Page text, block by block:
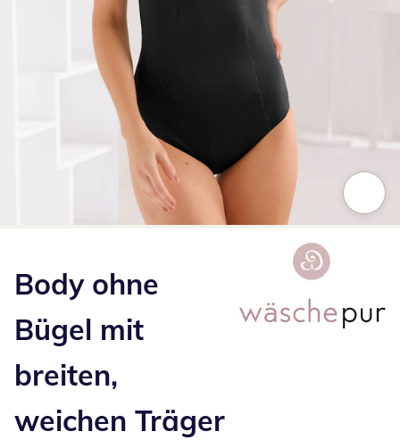
Body ohne
Bügel mit
breiten,
weichen Träger